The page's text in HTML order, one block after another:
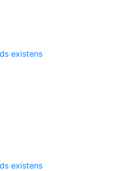
existens
existens